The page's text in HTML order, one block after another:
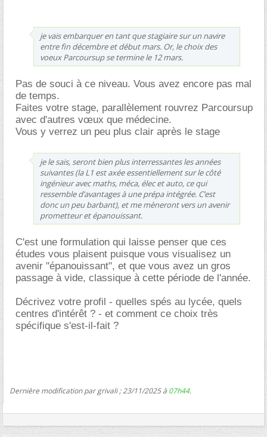
je vais embarquer en tant que stagiaire sur un navire
entre fin décembre et début mars. Or, le choix des
voeux Parcoursup se termine le 12 mars.
Pas de souci à ce niveau. Vous avez encore pas mal
de temps.
Faites votre stage, parallèlement rouvrez Parcoursup
avec d'autres vœux que médecine.
Vous y verrez un peu plus clair après le stage
je le sais, seront bien plus interressantes les années
suivantes (la L1 est axée essentiellement sur le côté
ingénieur avec maths, méca, élec et auto, ce qui
ressemble d’avantages à une prépa intégrée. C’est
donc un peu barbant), et me mèneront vers un avenir
prometteur et épanouissant.
C'est une formulation qui laisse penser que ces
études vous plaisent puisque vous visualisez un
avenir "épanouissant", et que vous avez un gros
passage à vide, classique à cette période de l'année.
Décrivez votre profil - quelles spés au lycée, quels
centres d'intérêt ? - et comment ce choix très
spécifique s'est-il-fait ?
Dernière modification par grivali ; 23/11/2025 à 07h44.